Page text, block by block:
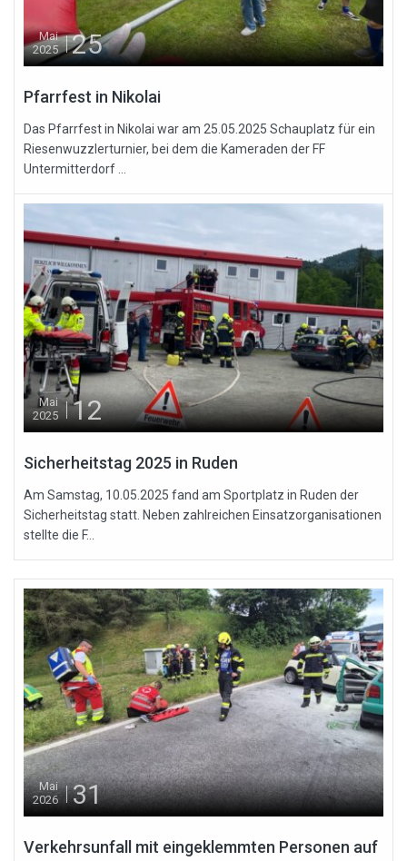
Mai
2025
25
Pfarrfest in Nikolai
Das Pfarrfest in Nikolai war am 25.05.2025 Schauplatz für ein
Riesenwuzzlerturnier, bei dem die Kameraden der FF
Untermitterdorf ...
Mai
2025
12
Sicherheitstag 2025 in Ruden
Am Samstag, 10.05.2025 fand am Sportplatz in Ruden der
Sicherheitstag statt. Neben zahlreichen Einsatzorganisationen
stellte die F...
Mai
2026
31
Verkehrsunfall mit eingeklemmten Personen auf